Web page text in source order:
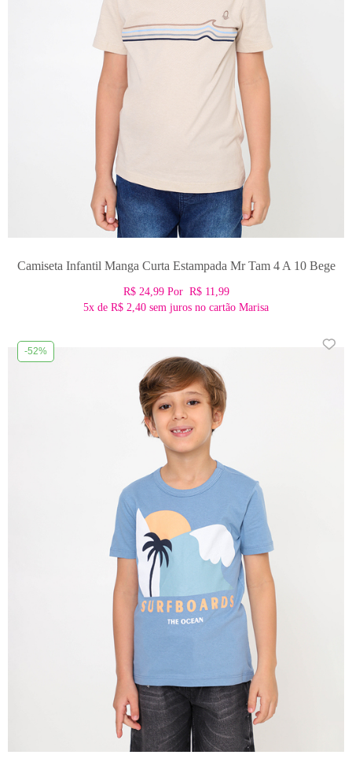
Camiseta Infantil Manga Curta Estampada Mr Tam 4 A 10 Bege
R$ 24,99 Por R$ 11,99
5x de R$ 2,40 sem juros no cartão Marisa
-52%